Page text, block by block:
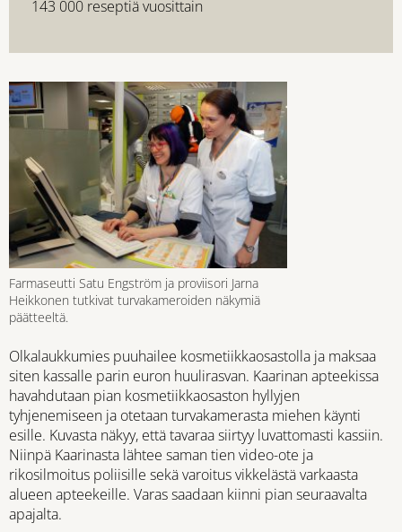
143 000 reseptiä vuosittain
Farmaseutti Satu Engström ja proviisori Jarna
Heikkonen tutkivat turvakameroiden näkymiä
päätteeltä.
Olkalaukkumies puuhailee kosmetiikkaosastolla ja maksaa
siten kassalle parin euron huulirasvan. Kaarinan apteekissa
havahdutaan pian kosmetiikkaosaston hyllyjen
tyhjenemiseen ja otetaan turvakamerasta miehen käynti
esille. Kuvasta näkyy, että tavaraa siirtyy luvattomasti kassiin.
Niinpä Kaarinasta lähtee saman tien video-ote ja
rikosilmoitus poliisille sekä varoitus vikkelästä varkaasta
alueen apteekeille. Varas saadaan kiinni pian seuraavalta
apajalta.